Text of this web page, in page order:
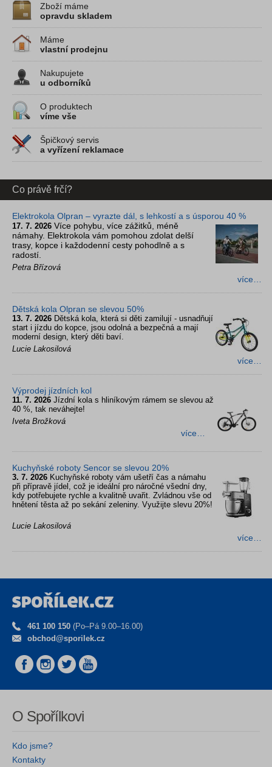
Zboží máme
opravdu skladem
Máme
vlastní prodejnu
Nakupujete
u odborníků
O produktech
víme vše
Špičkový servis
a vyřízení reklamace
Co právě frčí?
Elektrokola Olpran – vyrazte dál, s lehkostí a s úsporou 40 %
17. 7. 2026 Více pohybu, více zážitků, méně
námahy. Elektrokola vám pomohou zdolat delší
trasy, kopce i každodenní cesty pohodlně a s
radostí.
Petra Břízová
více…
Dětská kola Olpran se slevou 50%
13. 7. 2026 Dětská kola, která si děti zamilují - usnadňují
start i jízdu do kopce, jsou odolná a bezpečná a mají
moderní design, který děti baví.
Lucie Lakosilová
více…
Výprodej jízdních kol
11. 7. 2026 Jízdní kola s hliníkovým rámem se slevou až
40 %, tak neváhejte!
Iveta Brožková
více…
Kuchyňské roboty Sencor se slevou 20%
3. 7. 2026 Kuchyňské roboty vám ušetří čas a námahu
při přípravě jídel, což je ideální pro náročné všední dny,
kdy potřebujete rychle a kvalitně uvařit. Zvládnou vše od
hnětení těsta až po sekání zeleniny. Využijte slevu 20%!
Lucie Lakosilová
více…
461 100 150 (Po–Pá 9.00–16.00)
obchod@sporilek.cz
O Spořílkovi
Kdo jsme?
Kontakty